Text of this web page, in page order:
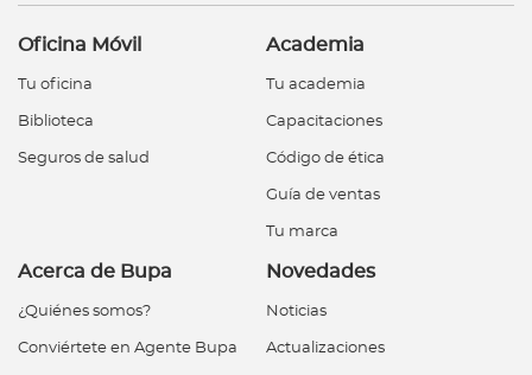
Oficina Móvil
Tu oficina
Biblioteca
Seguros de salud
Academia
Tu academia
Capacitaciones
Código de ética
Guía de ventas
Tu marca
Acerca de Bupa
¿Quiénes somos?
Conviértete en Agente Bupa
Novedades
Noticias
Actualizaciones